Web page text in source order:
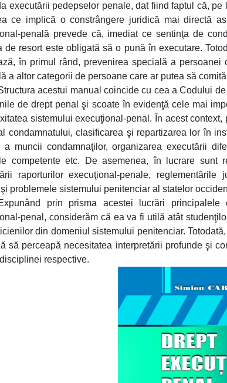
executării pedepselor penale, dat fiind faptul că,
ce implică o constrângere juridică mai directă
penală prevede că, imediat ce sentinţa de
de resort este obligată să o pună în executare.
în primul rând, prevenirea specială a
a altor categorii de persoane care ar putea să
acestui manual coincide cu cea a Codului
de drept penal şi scoate în evidenţă cele mai
sistemului execuţional-penal. În acest
condamnatului, clasificarea şi repartizarea lor în
a muncii condamnaţilor, organizarea executării
competente etc. De asemenea, în lucrare sunt
raporturilor execuţional-penale,
problemele sistemului penitenciar al statelor
prin prisma acestei lucrări
penal, considerăm că ea va fi utilă atât
din domeniul sistemului penitenciar.
să perceapă necesitatea interpretării profunde şi
respective.